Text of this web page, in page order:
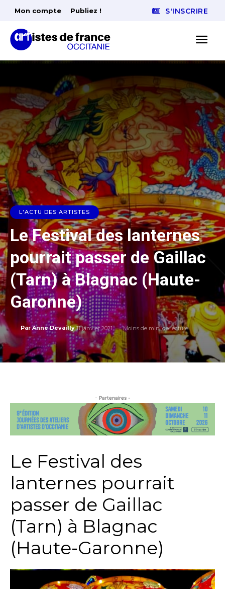
Mon compte Publiez ! S'INSCRIRE
L'ACTU DES ARTISTES
Le Festival des lanternes
pourrait passer de Gaillac
(Tarn) à Blagnac (Haute-
Garonne)
Par Anne Devailly 11 janvier 2021 Moins de min. de lecture
- Partenaires -
Le Festival des
lanternes pourrait
passer de Gaillac
(Tarn) à Blagnac
(Haute-Garonne)